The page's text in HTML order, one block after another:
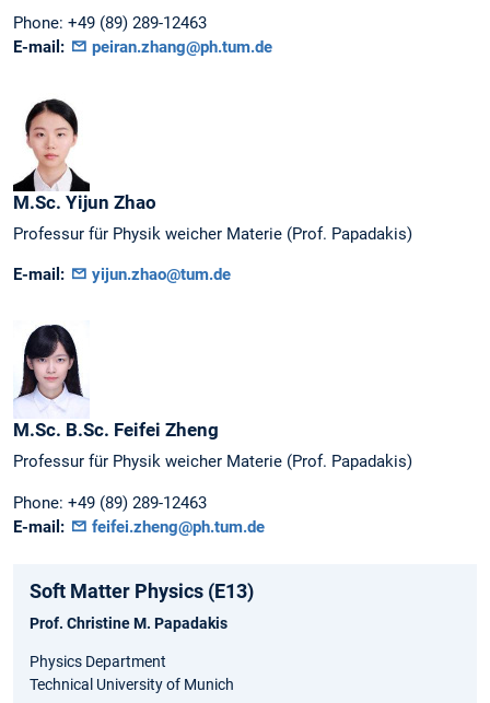
Phone: +49 (89) 289-12463
E-mail:
peiran.zhang@ph.tum.de
M.Sc. Yijun Zhao
Professur für Physik weicher Materie (Prof. Papadakis)
E-mail: yijun.zhao@tum.de
M.Sc. B.Sc. Feifei Zheng
Professur für Physik weicher Materie (Prof. Papadakis)
Phone: +49 (89) 289-12463
E-mail:
feifei.zheng@ph.tum.de
Soft Matter Physics (E13)
Prof. Christine M. Papadakis
Physics Department
Technical University of Munich